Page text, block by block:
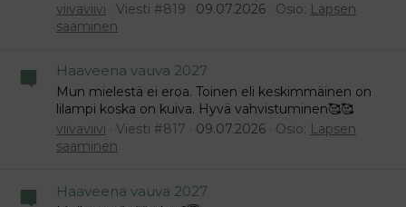
viivaviivi
Viesti #819 09.07.2026 Osio: Lapsen
saaminen
Haaveena vauva 2027
Mun mielestä ei eroa. Toinen eli keskimmäinen on
lilampi koska on kuiva. Hyvä vahvistuminen🥰🥰
viivaviivi
Viesti #817 09.07.2026 Osio: Lapsen
saaminen
Haaveena vauva 2027